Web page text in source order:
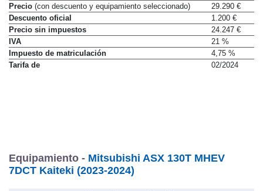
Precio (con descuento y equipamiento seleccionado)
29.290 €
Descuento oficial
1.200 €
Precio sin impuestos
24.247 €
IVA
21 %
Impuesto de matriculación
4,75 %
Tarifa de
02/2024
Equipamiento - Mitsubishi ASX 130T MHEV
7DCT Kaiteki (2023-2024)